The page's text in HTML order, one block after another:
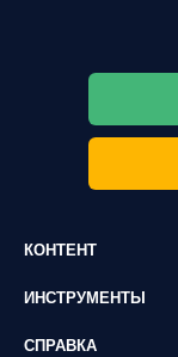
КОНТЕНТ
ИНСТРУМЕНТЫ
СПРАВКА